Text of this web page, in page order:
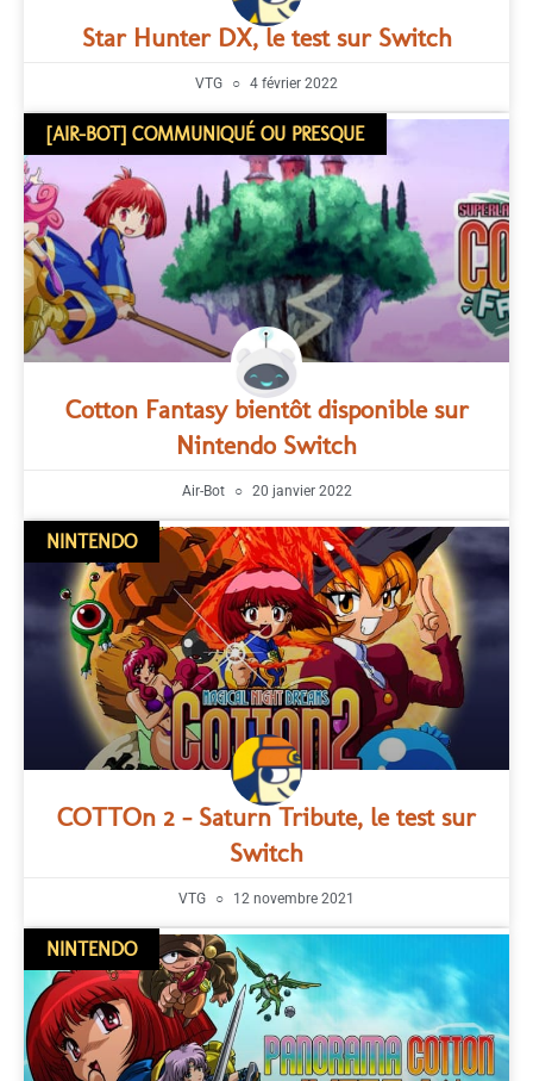
Star Hunter DX, le test sur Switch
VTG 4 février 2022
[AIR-BOT] COMMUNIQUÉ OU PRESQUE
Cotton Fantasy bientôt disponible sur
Nintendo Switch
Air-Bot 20 janvier 2022
NINTENDO
COTTOn 2 – Saturn Tribute, le test sur
Switch
VTG 12 novembre 2021
NINTENDO